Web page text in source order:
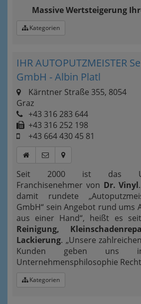
Massive Wertsteigerung
Kategorien
IHR AUTOPUTZMEISTER
GmbH - Albin Platl
Kärntner Straße 355, 8054
Graz
+43 316 283 644
+43 316 252 198
+43 664 430 45 81
Seit 2000 ist das
Franchisenehmer von Dr. Vinyl
damit rundete
GmbH“ sein Angebot rund ums
aus einer Hand“, heißt es
Reinigung,
Lackierung. „Unsere
Kunden geben uns
Unternehmensphilosophie
Kategorien